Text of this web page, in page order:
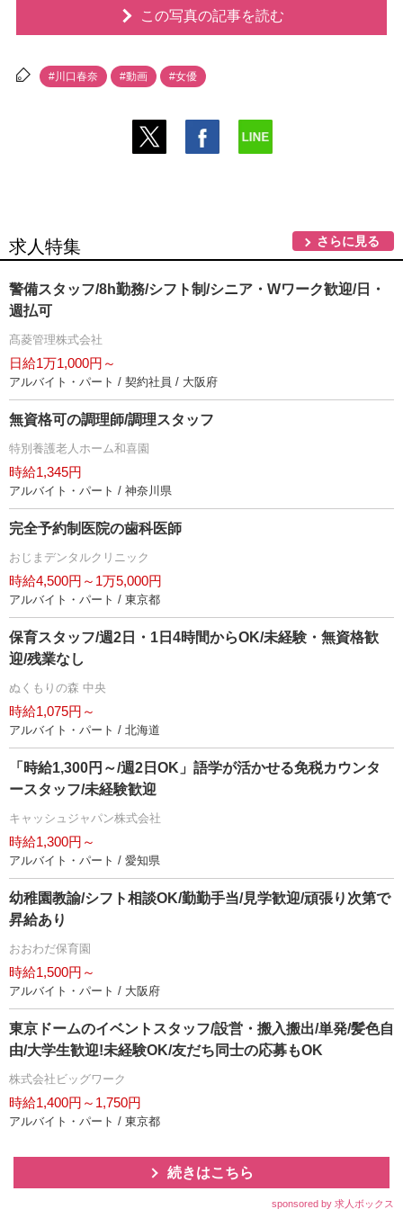
この写真の記事を読む
#川口春奈 #動画 #女優
求人特集 さらに見る
警備スタッフ/8h勤務/シフト制/シニア・Wワーク歓迎/日・
週払可
髙菱管理株式会社
日給1万1,000円～
アルバイト・パート / 契約社員 / 大阪府
無資格可の調理師/調理スタッフ
特別養護老人ホーム和喜園
時給1,345円
アルバイト・パート / 神奈川県
完全予約制医院の歯科医師
おじまデンタルクリニック
時給4,500円～1万5,000円
アルバイト・パート / 東京都
保育スタッフ/週2日・1日4時間からOK/未経験・無資格歓
迎/残業なし
ぬくもりの森 中央
時給1,075円～
アルバイト・パート / 北海道
「時給1,300円～/週2日OK」語学が活かせる免税カウンタ
ースタッフ/未経験歓迎
キャッシュジャパン株式会社
時給1,300円～
アルバイト・パート / 愛知県
幼稚園教諭/シフト相談OK/勤勤手当/見学歓迎/頑張り次第で
昇給あり
おおわだ保育園
時給1,500円～
アルバイト・パート / 大阪府
東京ドームのイベントスタッフ/設営・搬入搬出/単発/髪色自
由/大学生歓迎!未経験OK/友だち同士の応募もOK
株式会社ビッグワーク
時給1,400円～1,750円
アルバイト・パート / 東京都
続きはこちら
sponsored by 求人ボックス